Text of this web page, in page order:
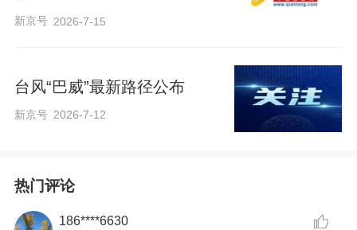
新京号 2026-7-15
台风“巴威”最新路径公布
新京号 2026-7-12
热门评论
186****6630